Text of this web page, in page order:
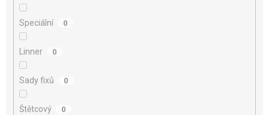
Speciální 0
Linner 0
Sady fixů 0
Štětcový 0